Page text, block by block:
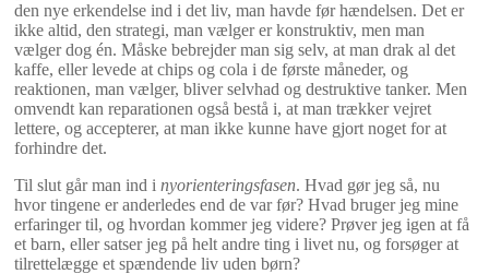
den nye erkendelse ind i det liv, man havde før hændelsen. Det er
ikke altid, den strategi, man vælger er konstruktiv, men man
vælger dog én. Måske bebrejder man sig selv, at man drak al det
kaffe, eller levede at chips og cola i de første måneder, og
reaktionen, man vælger, bliver selvhad og destruktive tanker. Men
omvendt kan reparationen også bestå i, at man trækker vejret
lettere, og accepterer, at man ikke kunne have gjort noget for at
forhindre det.
Til slut går man ind i nyorienteringsfasen. Hvad gør jeg så, nu
hvor tingene er anderledes end de var før? Hvad bruger jeg mine
erfaringer til, og hvordan kommer jeg videre? Prøver jeg igen at få
et barn, eller satser jeg på helt andre ting i livet nu, og forsøger at
tilrettelægge et spændende liv uden børn?